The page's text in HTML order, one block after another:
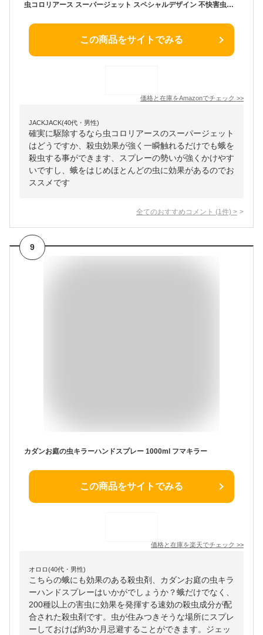
虫コロリアース スーパージェット スペシャルデザイン 不快害虫用殺虫スプレー [450mL]
この商品をサイトでみる
価格と在庫をAmazonでチェック >>
JACKJACK(40代・男性)
確実に駆除するなら虫コロリアースのスーパージェット
はどうですか、殺虫効果が強く一瞬触れるだけでも蛾を
殺虫する事ができます、スプレーの勢いが強くかけやす
いですし、蛾をはじめほとんどの虫に効果があるのでお
ススメです
全てのおすすめコメント (1 件) >
9
カダンお庭の虫キラーハンドスプレー 1000ml フマキラー
この商品をサイトでみる
価格と在庫を楽天でチェック >>
オロロ(40代・男性)
こちらの蛾にも効果のある殺虫剤、カダンお庭の虫キラ
ーハンドスプレーはいかがでしょうか？蛾だけでなく、
200種以上の害虫に効果を発揮する速効の殺虫成分が配
合された殺虫剤です。虫が住みつきそうな場所にスプレ
ーしておけば約3か月忌避することができます。ジェッ